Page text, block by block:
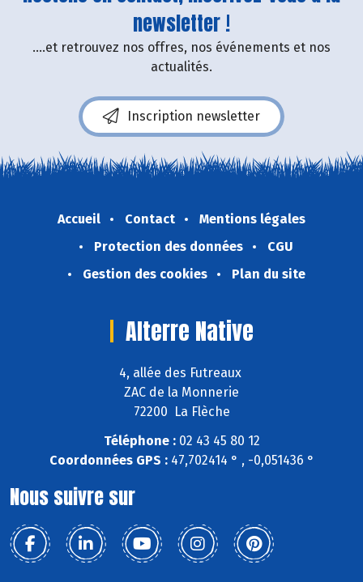
newsletter !
....et retrouvez nos offres, nos événements et nos
actualités.
Inscription newsletter
Accueil Contact
Mentions légales
Protection des données
CGU
Gestion des cookies
Plan du site
Alterre Native
4, allée des Futreaux
ZAC de la Monnerie
72200 La Flèche
Téléphone :02 43 45 80 12
Coordonnées GPS :47,702414 ° , -0,051436 °
Nous suivre sur